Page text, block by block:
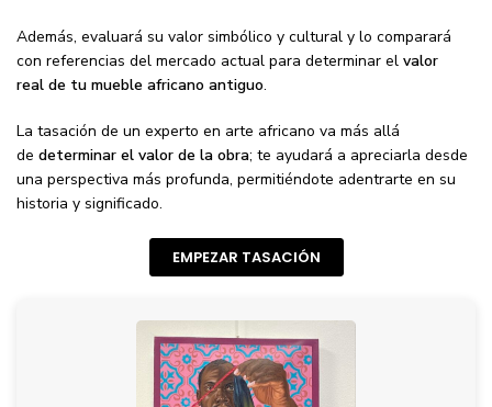
Además, evaluará su valor simbólico y cultural y lo comparará
con referencias del mercado actual para determinar el valor
real de tu mueble africano antiguo.
La tasación de un experto en arte africano va más allá
de determinar el valor de la obra; te ayudará a apreciarla desde
una perspectiva más profunda, permitiéndote adentrarte en su
historia y significado.
EMPEZAR TASACIÓN